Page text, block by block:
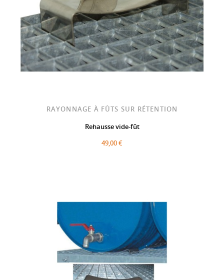
RAYONNAGE À FÛTS SUR RÉTENTION
Rehausse vide-fût
49,00 €